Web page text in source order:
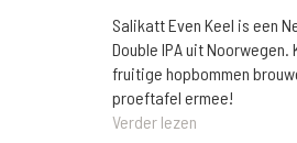
Salikatt Even Keel is een
Double IPA uit Noorwegen.
fruitige hopbommen
proeftafel ermee!
Verder lezen